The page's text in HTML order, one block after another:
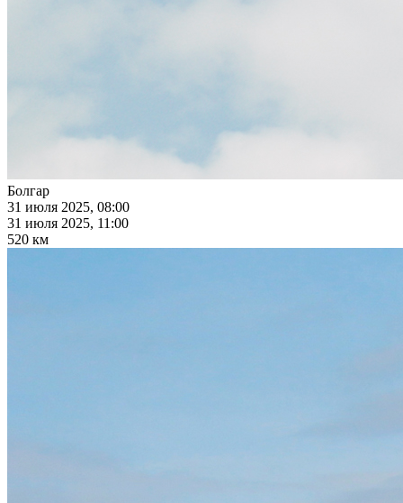
Болгар
31 июля 2025, 08:00
31 июля 2025, 11:00
520 км